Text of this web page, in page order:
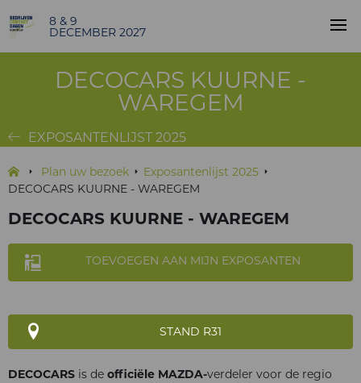
8 & 9
DECEMBER 2027
DECOCARS KUURNE -
WAREGEM
EXPOSANTENLIJST 2025
Plan uw bezoek
Exposantenlijst 2025
DECOCARS KUURNE - WAREGEM
DECOCARS KUURNE - WAREGEM
TOEVOEGEN AAN MIJN EXPOSANTEN
STAND R31
DECOCARS is de officiële MAZDA-verdeler voor de regio